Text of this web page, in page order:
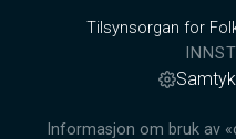
Tilsynsorgan for
Informasjon om bruk av